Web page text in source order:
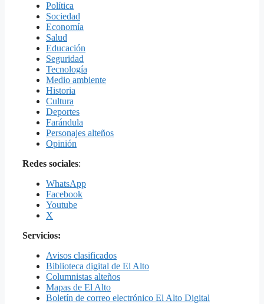
Política
Sociedad
Economía
Salud
Educación
Seguridad
Tecnología
Medio ambiente
Historia
Cultura
Deportes
Farándula
Personajes alteños
Opinión
Redes sociales:
WhatsApp
Facebook
Youtube
X
Servicios:
Avisos clasificados
Biblioteca digital de El Alto
Columnistas alteños
Mapas de El Alto
Boletín de correo electrónico El Alto Digital